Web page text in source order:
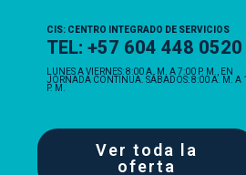
CIS: CENTRO INTEGRADO DE SERVICIOS
TEL: +57 604 448 0520
LUNES A VIERNES: 8:00 A. M. A 7:00 P. M., EN
JORNADA CONTINUA. SÁBADOS: 8:00 A. M. A
P. M.
Ver toda la
oferta